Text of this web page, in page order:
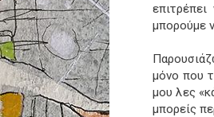
μπορούμε
μόνο που
μου λες
μπορείς